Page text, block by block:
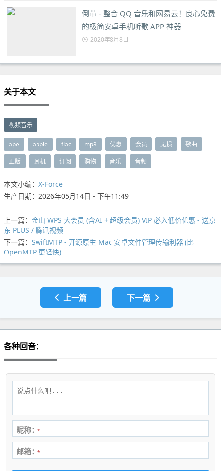
倒带 - 整合 QQ 音乐和网易云！良心免费
的极简安卓手机听歌 APP 神器
2020年8月8日
关于本文
视频音乐
ape apple flac mp3 优惠 会员 无损 歌曲
正版 耳机 订阅 购物 音乐 音频
本文小编： X-Force
生产日期：2026年05月14日 - 下午11:49
上一篇： 金山 WPS 大会员 (含AI + 超级会员) VIP 必入低价优惠 - 送京
东 PLUS / 腾讯视频
下一篇： SwiftMTP - 开源原生 Mac 安卓文件管理传输利器 (比
OpenMTP 更轻快)
上一篇 下一篇
各种回音：
昵称：*
邮箱：*